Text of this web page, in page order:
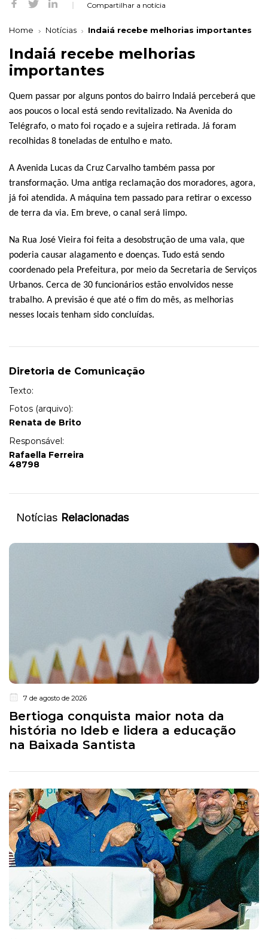
Compartilhar a notícia
Home Notícias Indaiá recebe melhorias importantes
Indaiá recebe melhorias
importantes
Quem passar por alguns pontos do bairro Indaiá perceberá que
aos poucos o local está sendo revitalizado. Na Avenida do
Telégrafo, o mato foi roçado e a sujeira retirada. Já foram
recolhidas 8 toneladas de entulho e mato.
A Avenida Lucas da Cruz Carvalho também passa por
transformação. Uma antiga reclamação dos moradores, agora,
já foi atendida. A máquina tem passado para retirar o excesso
de terra da via. Em breve, o canal será limpo.
Na Rua José Vieira foi feita a desobstrução de uma vala, que
poderia causar alagamento e doenças. Tudo está sendo
coordenado pela Prefeitura, por meio da Secretaria de Serviços
Urbanos. Cerca de 30 funcionários estão envolvidos nesse
trabalho. A previsão é que até o fim do mês, as melhorias
nesses locais tenham sido concluídas.
Diretoria de Comunicação
Texto:
Fotos (arquivo):
Renata de Brito
Responsável:
Rafaella Ferreira
48798
Notícias Relacionadas
7 de agosto de 2026
Bertioga conquista maior nota da
história no Ideb e lidera a educação
na Baixada Santista